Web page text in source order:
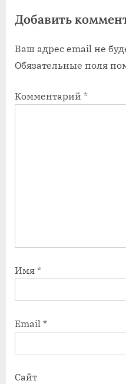
а
и
с
:
а
и
с
:
Добавить
Ваш адрес email не
Обязательные поля
Комментарий *
Имя *
Email *
Сайт